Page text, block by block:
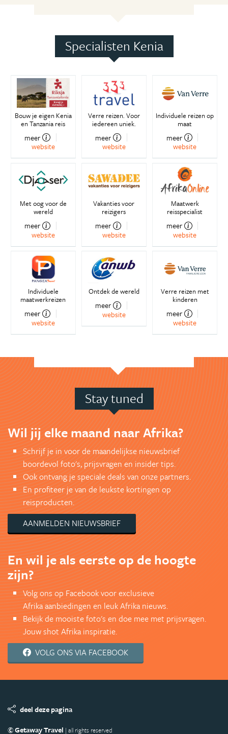
Specialisten Kenia
Bouw je eigen Kenia
en Tanzania reis
meer
website
Verre reizen. Voor
iedereen uniek.
meer
website
Individuele reizen op
maat
meer
website
Met oog voor de
wereld
meer
website
Vakanties voor
reizigers
meer
website
Maatwerk
reisspecialist
meer
website
Individuele
maatwerkreizen
meer
website
Ontdek de wereld
meer
website
Verre reizen met
kinderen
meer
website
Stay tuned
Wil jij elke maand naar Afrika?
Schrijf je in voor de maandelijkse nieuwsbrief
boordevol foto's, prijsvragen en insider tips.
Ook ontvang je speciale deals van onze partners.
En profiteer je van de leukste kortingen op
reisproducten.
AANMELDEN NIEUWSBRIEF
En wil je als eerste op de hoogte
zijn?
Volg ons op Facebook voor exclusieve
Afrika aanbiedingen en leuk Afrika nieuws.
Bekijk de mooiste foto's en doe mee met prijsvragen.
Jouw shot Afrika inspiratie.
VOLG ONS VIA FACEBOOK
deel deze pagina
© Getaway Travel | all rights reserved